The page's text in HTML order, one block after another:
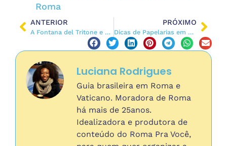
Roma
ANTERIOR
A Fontana del Tritone e Fontana delle Api: Fontes Famosas de Bernini
PRÓXIMO
Dicas de Papelarias em Roma
Luciana Rodrigues
Guia brasileira em Roma e
Vaticano. Moradora de Roma
há mais de 25anos.
Idealizadora e produtora de
conteúdo do Roma Pra Você,